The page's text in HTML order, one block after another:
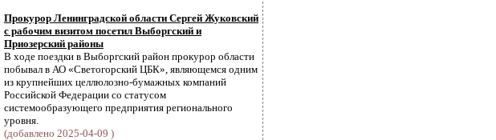
Прокурор Ленинградской области Сергей Жуковский
с рабочим визитом посетил Выборгский и
Приозерский районы
В ходе поездки в Выборгский район прокурор области
побывал в АО «Светогорский ЦБК», являющемся одним
из крупнейших целлюлозно-бумажных компаний
Российской Федерации со статусом
системообразующего предприятия регионального
уровня.
(добавлено 2025-04-09 )